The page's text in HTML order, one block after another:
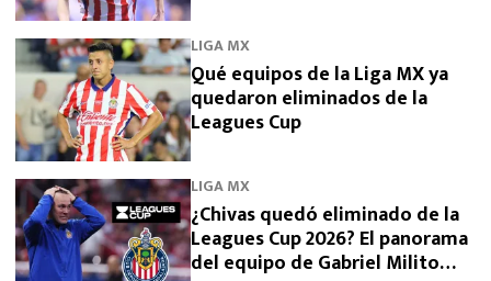
LIGA MX
Qué equipos de la Liga MX ya
quedaron eliminados de la
Leagues Cup
LIGA MX
¿Chivas quedó eliminado de la
Leagues Cup 2026? El panorama
del equipo de Gabriel Milito